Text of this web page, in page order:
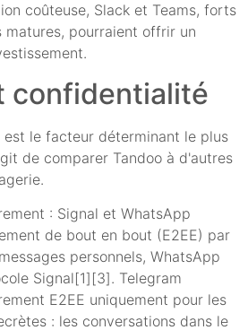
coûteuse, Slack et Teams, forts
matures, pourraient offrir un
confidentialité
est le facteur déterminant le plus
de comparer Tandoo à d'autres
: Signal et WhatsApp
de bout en bout (E2EE) par
personnels, WhatsApp
Signal[1][3]. Telegram
E2EE uniquement pour les
: les conversations dans le